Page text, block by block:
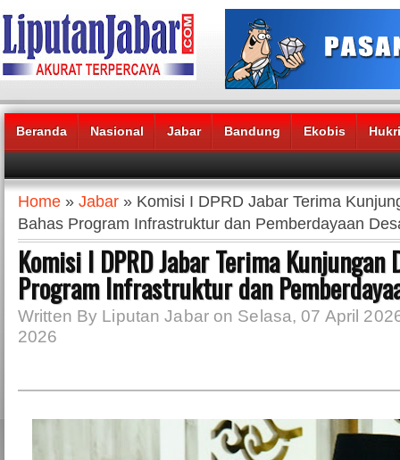
Beranda Nasional Jabar Bandung Ekobis
Headlines News :
Home » Jabar » Komisi I DPRD Jabar Terima
Bahas Program Infrastruktur dan Pemberdayaan
Komisi I DPRD Jabar Terima Kunjungan
Program Infrastruktur dan
Written By Liputan Jabar on Selasa, 07 April
2026